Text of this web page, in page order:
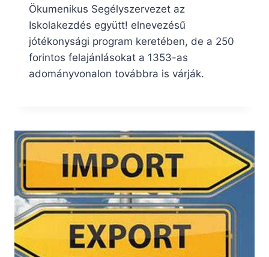
Ökumenikus Segélyszervezet az
Iskolakezdés együtt! elnevezésű
jótékonysági program keretében, de a 250
forintos felajánlásokat a 1353-as
adományvonalon továbbra is várják.